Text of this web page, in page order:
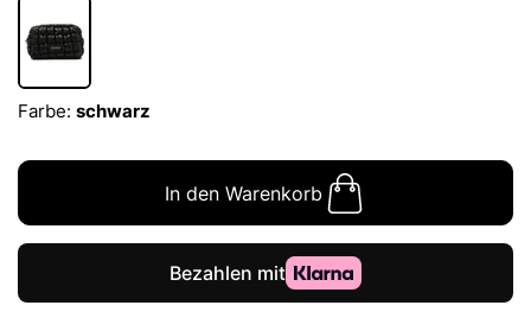
Farbe: schwarz
In den Warenkorb